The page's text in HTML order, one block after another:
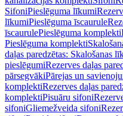
SifoniPieslēguma līkumi
līkumiPieslēguma īscaurule
īscaurulePieslēguma komplekti
Pieslēguma komplekti
daļas paredzētas: Skalošanas
pieslēgumiRezerves daļas
pārsegvākiPārejas un
komplektiRezerves daļas
komplektiPisuāru sifoni
sifoniGliemežveida sifoni